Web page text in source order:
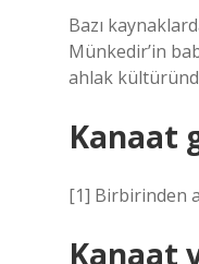
Bazı
Münkedir’in
ahlak
Kanaat
[1] Birbirinden
Kanaat